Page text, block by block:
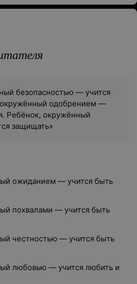
безопасностью — учится
одобрением —
Ребёнок, окружённый
защищать»
ожиданием — учится быть
похвалами — учится быть
честностью — учится быть
любовью — учится любить и